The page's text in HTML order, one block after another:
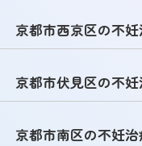
京都市西京区の不
京都市伏見区の不
京都市南区の不妊